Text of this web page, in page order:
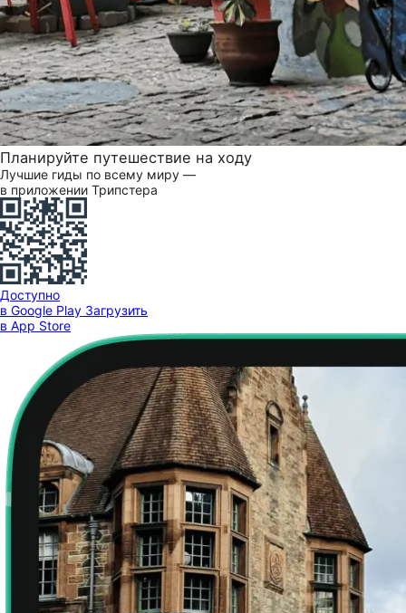
Планируйте путешествие на ходу
Лучшие гиды по всему миру —
в приложении Трипстера
Доступно
в Google Play Загрузить
в App Store